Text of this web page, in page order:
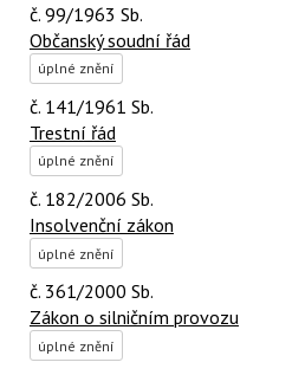
č. 99/1963 Sb.
Občanský soudní řád
úplné znění
č. 141/1961 Sb.
Trestní řád
úplné znění
č. 182/2006 Sb.
Insolvenční zákon
úplné znění
č. 361/2000 Sb.
Zákon o silničním provozu
úplné znění